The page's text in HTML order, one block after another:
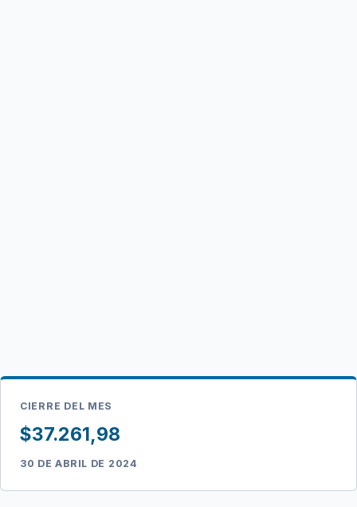
CIERRE DEL MES
$37.261,98
30 DE ABRIL DE 2024